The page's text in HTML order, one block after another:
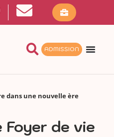
ADMISSION
dans une nouvelle ère
Foyer de vie